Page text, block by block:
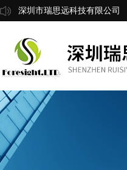
深圳市瑞思远科技有限公司